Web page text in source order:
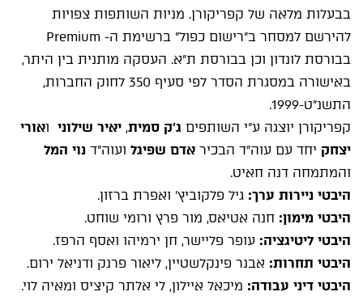
בבעלות מלאה של קפריקורן. מניות השותפות צפויות
להירשם למסחר ב"רישום כפול" ברשימת ה- Premium
בבורסת לונדון וכן בבורסת ת"א. העסקה מותנית בין היתר,
באישורה במסגרת הסדר לפי סעיף 350 לחוק החברות,
התשנ"ט-1999.
קפריקורן יוצגה ע"י השותפים ג'ק סמית, יאיר שילוני ואורי
יצחק יחד עם עוה"ד הבכיר אדם שפיגל ועוה"ד נוי המל
והמתמחה דנה חאיט.
היבטי ניירות ערך: גיל פלקוביץ' ואפרת ברזון.
היבטי מימון: חנה אטיאס, מור פרץ ורומי שוחט.
היבטי ליטיגציה: עופר פליישר, חן ירמיהו ואסף הרפז.
היבטי תחרות: אבנר פינקלשטיין, ליאור פרנק ודניאל ירום.
היבטי דיני עבודה: מיכאל איילון, לי אלתר קיציס ומאיה לוי.